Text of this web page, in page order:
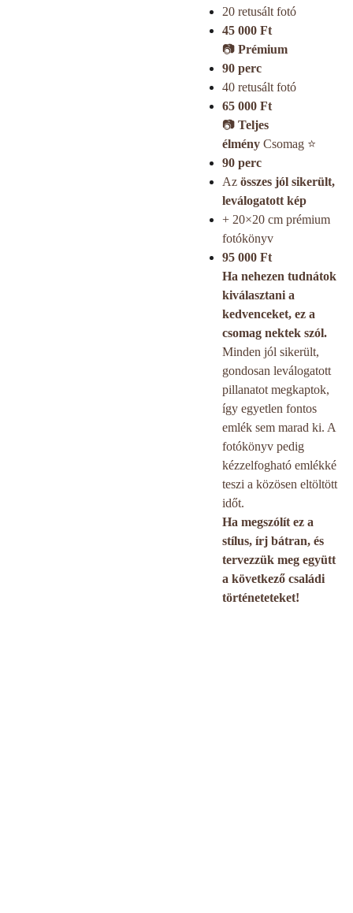
20 retusált fotó
45 000 Ft
📷Prémium
90 perc
40 retusált fotó
65 000 Ft
📷 Teljes
élményCsomag ⭐
90 perc
Az összes jól sikerült,
leválogatott kép
+ 20×20 cm prémium
fotókönyv
95 000 Ft
Ha nehezen tudnátok
kiválasztani a
kedvenceket, ez a
csomag nektek szól.
Minden jól sikerült,
gondosan leválogatott
pillanatot megkaptok,
így egyetlen fontos
emlék sem marad ki. A
fotókönyv pedig
kézzelfogható emlékké
teszi a közösen eltöltött
időt.
Ha megszólít ez a
stílus, írj bátran, és
tervezzük meg együtt
a következő családi
történeteteket!